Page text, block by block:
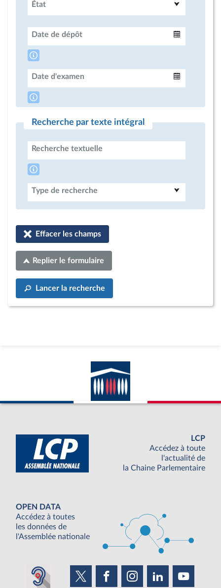
État
Date de dépôt
Date d'examen
Recherche par texte intégral
Recherche textuelle
Type de recherche
Effacer les champs
Replier le formulaire
Lancer la recherche
LCP
Accédez à toute
l'actualité de
la Chaine Parlementaire
OPEN DATA
Accédez à toutes
les données de
l'Assemblée nationale